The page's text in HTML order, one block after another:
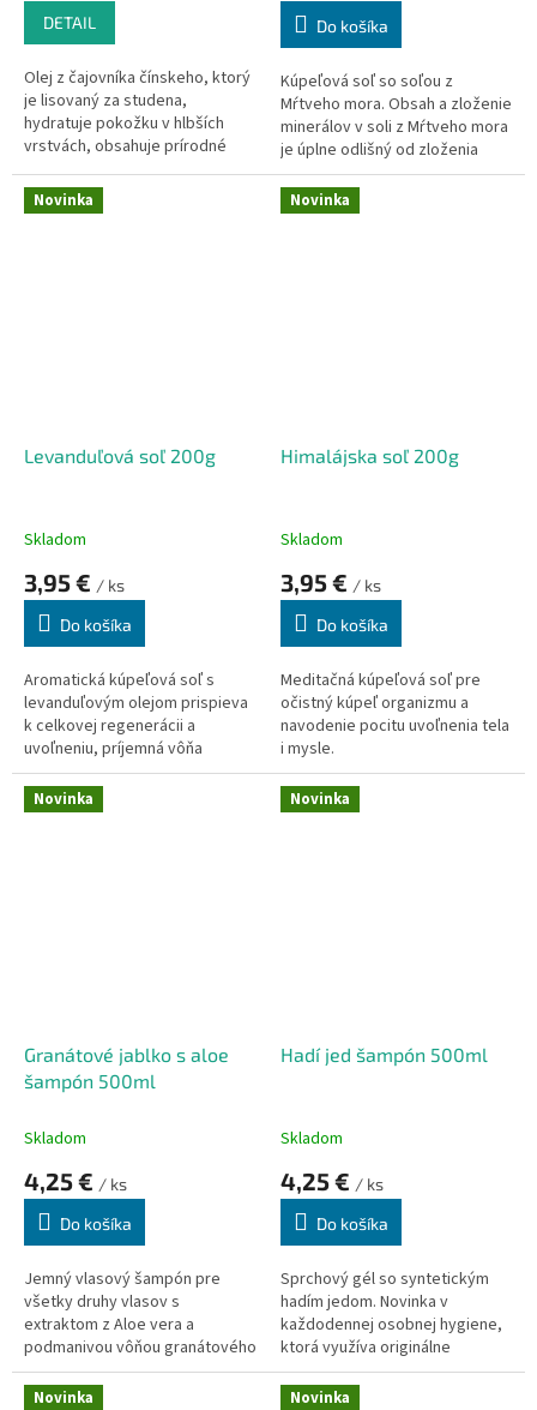
DETAIL
Olej z čajovníka čínskeho, ktorý
je lisovaný za studena,
hydratuje pokožku v hlbších
vrstvách, obsahuje prírodné
skvalén.
Do košíka
Kúpeľová soľ so soľou z
Mŕtveho mora. Obsah a zloženie
minerálov v soli z Mŕtveho mora
je úplne odlišný od zloženia
iných solí (morských, alpských).
Je vyhľadávaná pre svoj vysoký
podiel solí horčíka, draslíka a
Novinka
Levanduľová soľ 200g
Skladom
3,95 € / ks
Do košíka
Aromatická kúpeľová soľ s
levanduľovým olejom prispieva
k celkovej regenerácii a
uvoľneniu, príjemná vôňa
navodzuje pocit telesnej a
duševnej pohody. Zvláčňuje a
zjemňuje pokožku.
Novinka
Himalájska soľ 200g
Skladom
3,95 € / ks
Do košíka
Meditačná kúpeľová soľ pre
očistný kúpeľ organizmu a
navodenie pocitu uvoľnenia tela
i mysle.
Novinka
Granátové jablko s aloe
šampón 500ml
Skladom
4,25 € / ks
Do košíka
Jemný vlasový šampón pre
všetky druhy vlasov s
extraktom z Aloe vera a
podmanivou vôňou granátového
jablka.
Novinka
Hadí jed šampón 500ml
Skladom
4,25 € / ks
Do košíka
Sprchový gél so syntetickým
hadím jedom. Novinka v
každodennej osobnej hygiene,
ktorá využíva originálne
komponenty na skvalitnenie
starostlivosti o vlasy a vlasovú
Novinka Novinka